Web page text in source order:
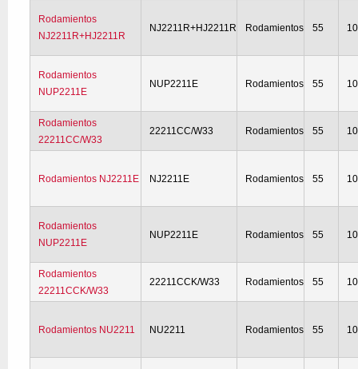
Rodamientos
NJ2211R+HJ2211R
NJ2211R+HJ2211R Rodamientos 55
Rodamientos
NUP2211E
NUP2211E Rodamientos 55
Rodamientos
22211CC/W33
22211CC/W33 Rodamientos 55
Rodamientos NJ2211E NJ2211E Rodamientos 55
Rodamientos
NUP2211E
NUP2211E Rodamientos 55
Rodamientos
22211CCK/W33
22211CCK/W33 Rodamientos 55
Rodamientos NU2211 NU2211 Rodamientos 55